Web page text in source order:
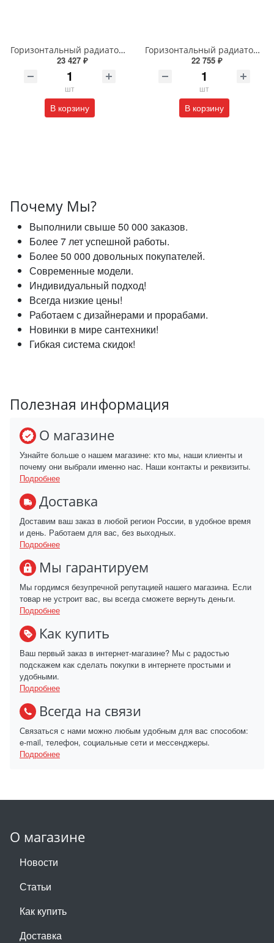
Горизонтальный радиатор с боковым подключением напольный Arbiola Gorizont Liner HZ 91554 150 х 28 см черный
23 427 ₽
шт
В корзину
Горизонтальный радиатор с боковым подключением напольный Arbiola Gorizont Liner HZ 91545 125 х 28 см черный
22 755 ₽
шт
В корзину
Почему Мы?
Выполнили свыше 50 000 заказов.
Более 7 лет успешной работы.
Более 50 000 довольных покупателей.
Современные модели.
Индивидуальный подход!
Всегда низкие цены!
Работаем с дизайнерами и прорабами.
Новинки в мире сантехники!
Гибкая система скидок!
Полезная информация
О магазине
Узнайте больше о нашем магазине: кто мы, наши клиенты и
почему они выбрали именно нас. Наши контакты и реквизиты.
Подробнее
Доставка
Доставим ваш заказ в любой регион России, в удобное время
и день. Работаем для вас, без выходных.
Подробнее
Мы гарантируем
Мы гордимся безупречной репутацией нашего магазина. Если
товар не устроит вас, вы всегда сможете вернуть деньги.
Подробнее
Как купить
Ваш первый заказ в интернет-магазине? Мы с радостью
подскажем как сделать покупки в интернете простыми и
удобными.
Подробнее
Всегда на связи
Связаться с нами можно любым удобным для вас способом:
e-mail, телефон, социальные сети и мессенджеры.
Подробнее
О магазине
Новости
Статьи
Как купить
Доставка